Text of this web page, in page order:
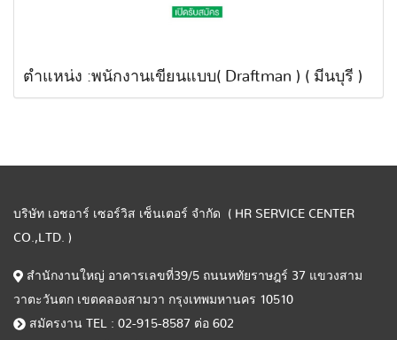
ตำแหน่ง :พนักงานเขียนแบบ( Draftman ) ( มีนบุรี )
บริษัท เอชอาร์ เซอร์วิส เซ็นเตอร์ จำกัด ( HR SERVICE CENTER
CO.,LTD. )
สำนักงานใหญ่ อาคารเลขที่39/5 ถนนหทัยราษฎร์ 37 แขวงสาม
วาตะวันตก เขตคลองสามวา กรุงเทพมหานคร 10510
สมัครงาน TEL : 02-915-8587 ต่อ 602